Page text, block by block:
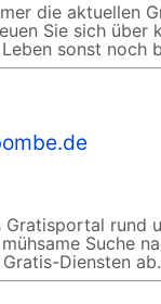
die aktuellen
Sie sich über
sonst noch
rund
Suche
Diensten ab.